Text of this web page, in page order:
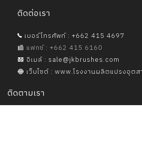
ติดต่อเรา
เบอร์โทรศัพท์ : +662 415 4697
แฟกซ์ : +662 415 6160
อีเมล์ : sale@jkbrushes.com
เว็บไซต์ : www.โรงงานผลิตแปรงอุต
ติดตามเรา